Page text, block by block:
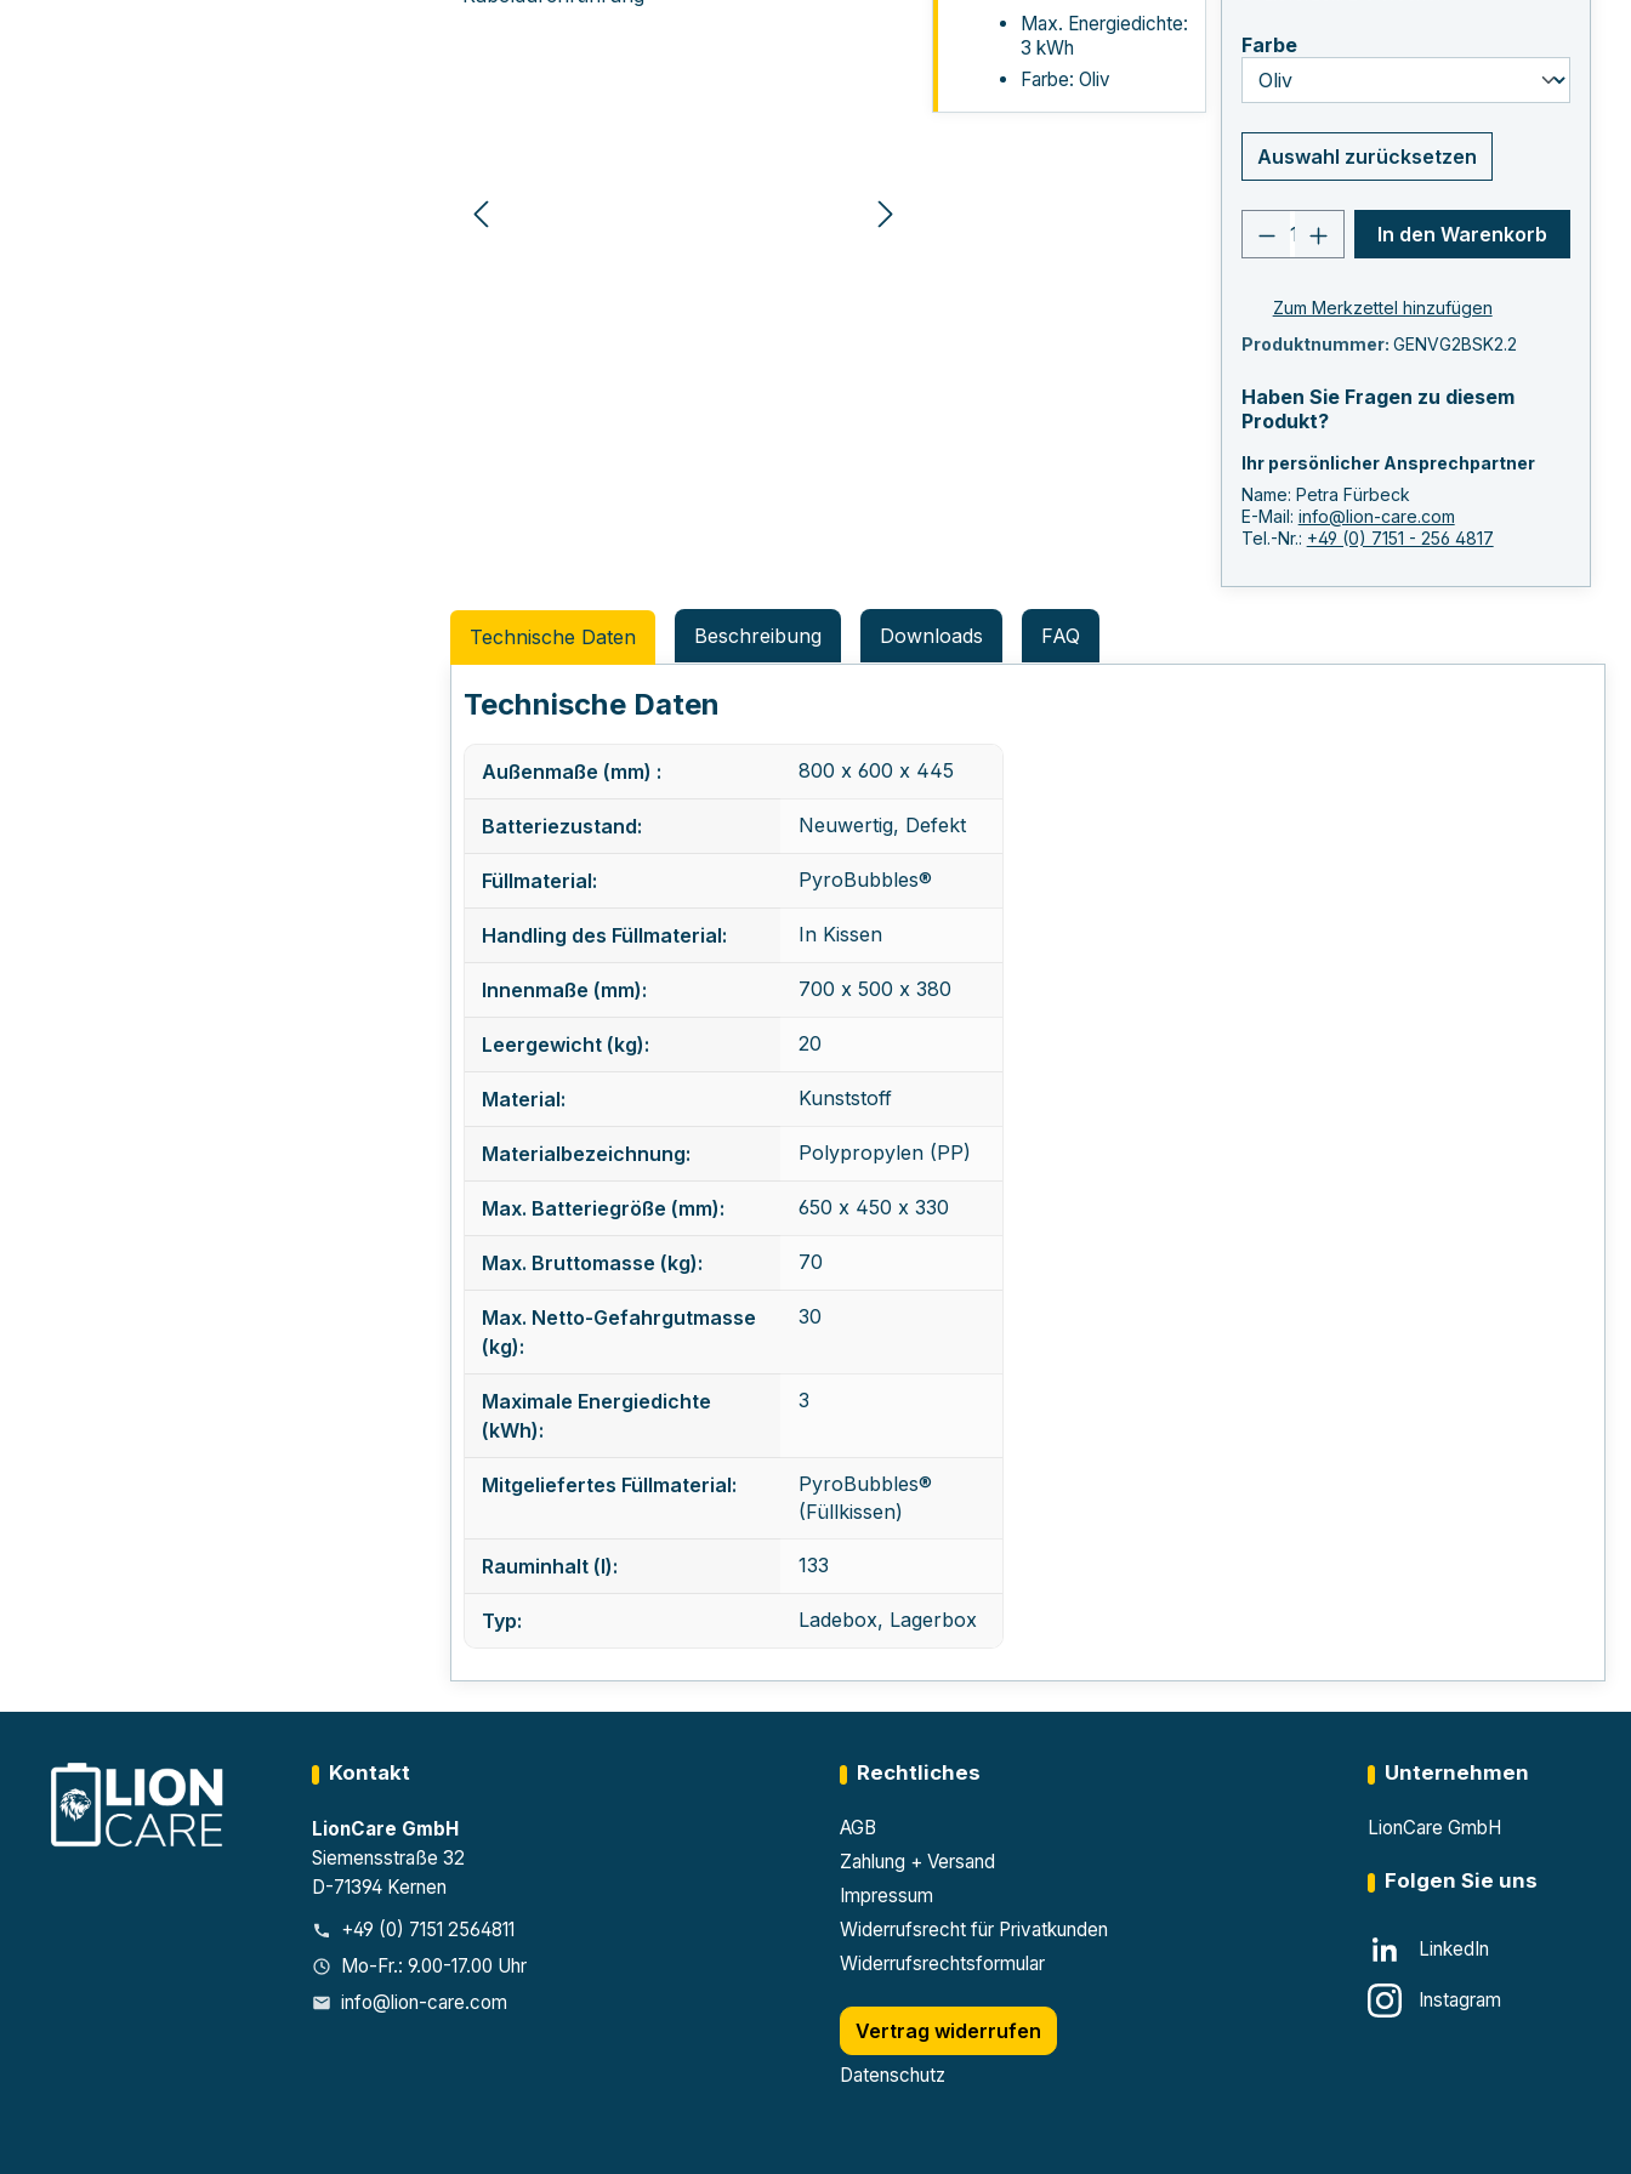
Max. Energiedichte:
3 kWh
Farbe: Oliv
Farbeauswählen
Auswahl zurücksetzen
Produkt Anzahl: Gib den
In den Warenkorb
Zum Merkzettel hinzufügen
Produktnummer: GENVG2BSK2.2
Haben Sie Fragen zu diesem
Produkt?
Ihr persönlicher Ansprechpartner
Name: Petra Fürbeck
E-Mail: info@lion-care.com
Tel.-Nr.: +49 (0) 7151 - 256 4817
Technische Daten Beschreibung Downloads FAQ
Technische Daten
Außenmaße (mm) : 800 x 600 x 445
Batteriezustand: Neuwertig, Defekt
Füllmaterial: PyroBubbles®
Handling des Füllmaterial: In Kissen
Innenmaße (mm): 700 x 500 x 380
Leergewicht (kg): 20
Material: Kunststoff
Materialbezeichnung: Polypropylen (PP)
Max. Batteriegröße (mm): 650 x 450 x 330
Max. Bruttomasse (kg): 70
Max. Netto-Gefahrgutmasse
(kg):
30
Maximale Energiedichte
(kWh):
3
Mitgeliefertes Füllmaterial:
PyroBubbles®
(Füllkissen)
Rauminhalt (l): 133
Typ: Ladebox, Lagerbox
Kontakt
LionCare GmbH
Siemensstraße 32
D-71394 Kernen
+49 (0) 7151 2564811
Mo-Fr.: 9.00-17.00 Uhr
info@lion-care.com
Rechtliches
AGB
Zahlung + Versand
Impressum
Widerrufsrecht für Privatkunden
Widerrufsrechtsformular
Vertrag widerrufen
Datenschutz
Unternehmen
LionCare GmbH
Folgen Sie uns
LinkedIn
Instagram